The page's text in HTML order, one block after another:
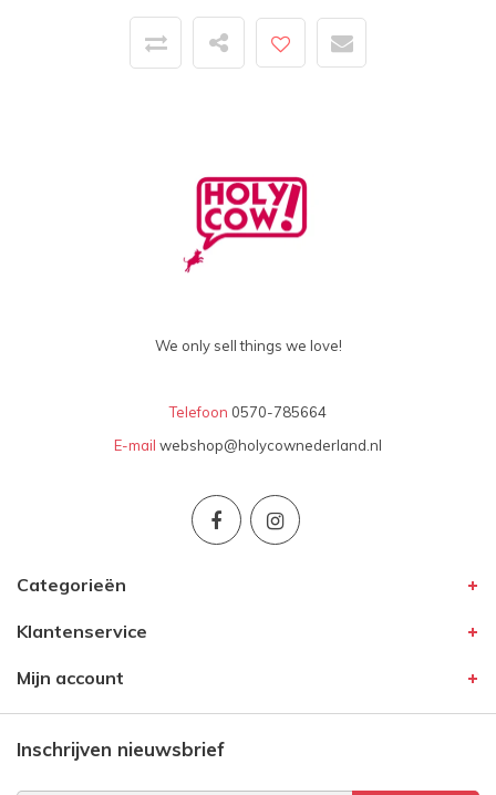
We only sell things we love!
Telefoon 0570-785664
E-mail webshop@holycownederland.nl
Categorieën
Klantenservice
Mijn account
Inschrijven nieuwsbrief